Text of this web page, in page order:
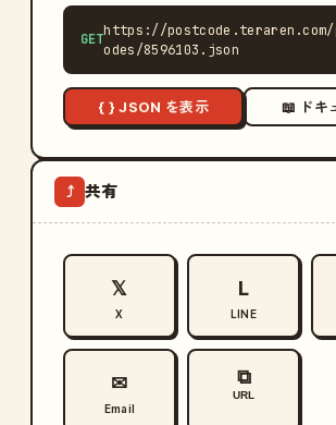
GET
https://postcode.teraren.com/
odes/8596103.json
{ } JSON を表示 📖 ドキ
⤴ 共有
𝕏
X
L
LINE
✉
Email
⧉
URL